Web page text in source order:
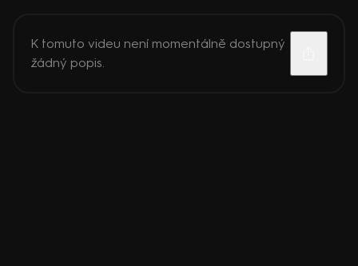
K tomuto videu není momentálně dostupný
žádný popis.